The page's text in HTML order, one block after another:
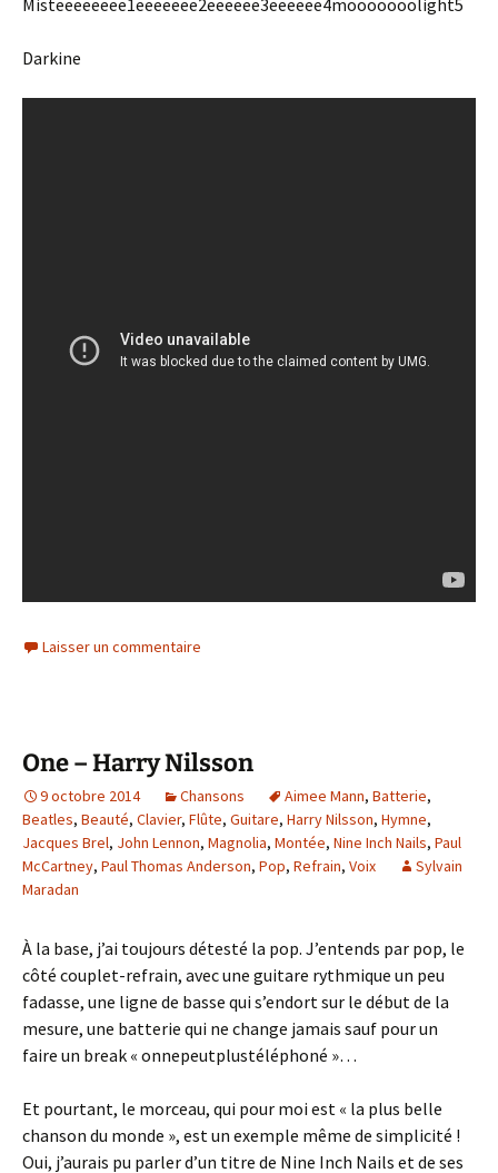
Misteeeeeeee1eeeeeee2eeeeee3eeeeee4mooooooolight5
Darkine
Laisser un commentaire
One – Harry Nilsson
9 octobre 2014 Chansons Aimee Mann, Batterie,
Beatles, Beauté, Clavier, Flûte, Guitare, Harry Nilsson, Hymne,
Jacques Brel, John Lennon, Magnolia, Montée, Nine Inch Nails, Paul
McCartney, Paul Thomas Anderson, Pop, Refrain, Voix
Sylvain
Maradan
À la base, j’ai toujours détesté la pop. J’entends par pop, le
côté couplet-refrain, avec une guitare rythmique un peu
fadasse, une ligne de basse qui s’endort sur le début de la
mesure, une batterie qui ne change jamais sauf pour un
faire un break « onnepeutplustéléphoné »…
Et pourtant, le morceau, qui pour moi est « la plus belle
chanson du monde », est un exemple même de simplicité !
Oui, j’aurais pu parler d’un titre de Nine Inch Nails et de ses